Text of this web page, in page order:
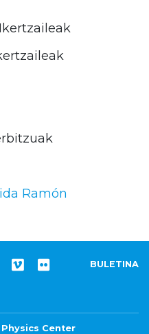
Ramón
BULETINA
Center